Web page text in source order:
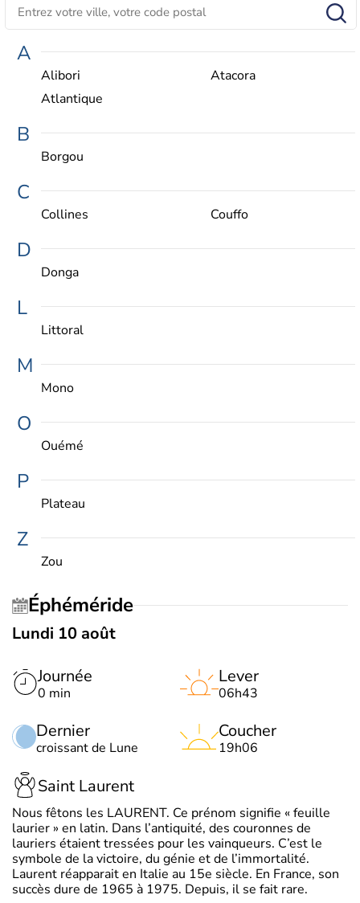
A
Alibori
Atacora
Atlantique
B
Borgou
C
Collines Couffo
D
Donga
L
Littoral
M
Mono
O
Ouémé
P
Plateau
Z
Zou
Éphéméride
Lundi 10 août
Journée
0 min
Dernier
croissant de Lune
Lever
06h43
Coucher
19h06
Saint Laurent
Nous fêtons les LAURENT. Ce prénom signifie « feuille
laurier » en latin. Dans l’antiquité, des couronnes de
lauriers étaient tressées pour les vainqueurs. C’est le
symbole de la victoire, du génie et de l’immortalité.
Laurent réapparait en Italie au 15e siècle. En France, son
succès dure de 1965 à 1975. Depuis, il se fait rare.